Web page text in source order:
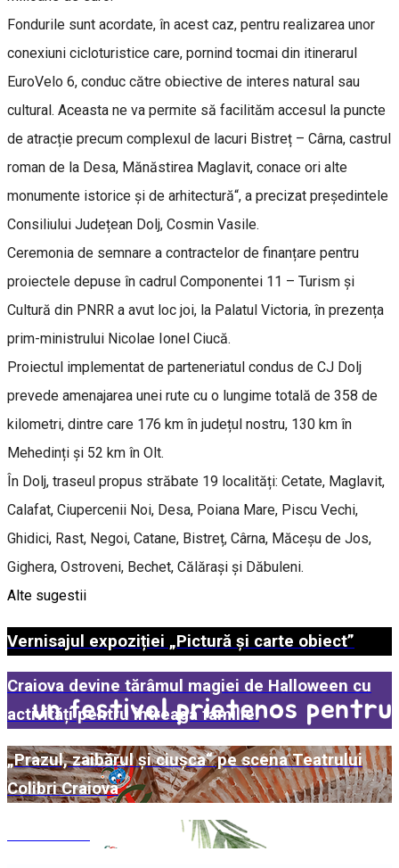
Fondurile sunt acordate, în acest caz, pentru realizarea unor
conexiuni cicloturistice care, pornind tocmai din itinerarul
EuroVelo 6, conduc către obiective de interes natural sau
cultural. Aceasta ne va permite să facilităm accesul la puncte
de atracție precum complexul de lacuri Bistreț – Cârna, castrul
roman de la Desa, Mănăstirea Maglavit, conace ori alte
monumente istorice și de arhitectură“, a precizat președintele
Consiliului Județean Dolj, Cosmin Vasile.
Ceremonia de semnare a contractelor de finanțare pentru
proiectele depuse în cadrul Componentei 11 – Turism și
Cultură din PNRR a avut loc joi, la Palatul Victoria, în prezența
prim-ministrului Nicolae Ionel Ciucă.
Proiectul implementat de parteneriatul condus de CJ Dolj
prevede amenajarea unei rute cu o lungime totală de 358 de
kilometri, dintre care 176 km în județul nostru, 130 km în
Mehedinți și 52 km în Olt.
În Dolj, traseul propus străbate 19 localități: Cetate, Maglavit,
Calafat, Ciupercenii Noi, Desa, Poiana Mare, Piscu Vechi,
Ghidici, Rast, Negoi, Catane, Bistreț, Cârna, Măceșu de Jos,
Gighera, Ostroveni, Bechet, Călărași și Dăbuleni.
Alte sugestii
Vernisajul expoziției „Pictură și carte obiect”
Craiova devine tărâmul magiei de Halloween cu
activități pentru întreaga familie!
„Prazul, zaibărul și ciușca“ pe scena Teatrului
Colibri Craiova